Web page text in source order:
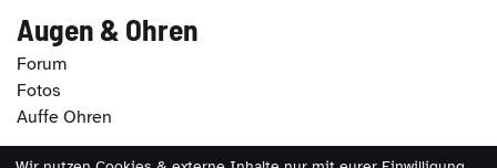
Augen & Ohren
Forum
Fotos
Auffe Ohren